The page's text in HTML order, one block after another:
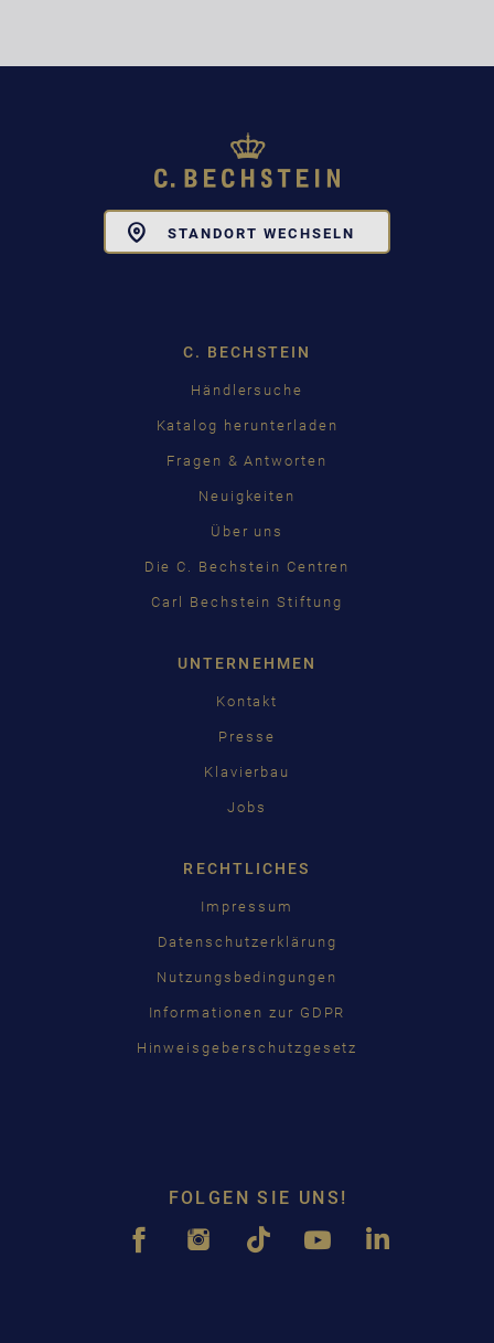
STANDORT WECHSELN
C. BECHSTEIN
Händlersuche
Katalog herunterladen
Fragen & Antworten
Neuigkeiten
Über uns
Die C. Bechstein Centren
Carl Bechstein Stiftung
UNTERNEHMEN
Kontakt
Presse
Klavierbau
Jobs
RECHTLICHES
Impressum
Datenschutzerklärung
Nutzungsbedingungen
Informationen zur GDPR
Hinweisgeberschutzgesetz
FOLGEN SIE UNS!